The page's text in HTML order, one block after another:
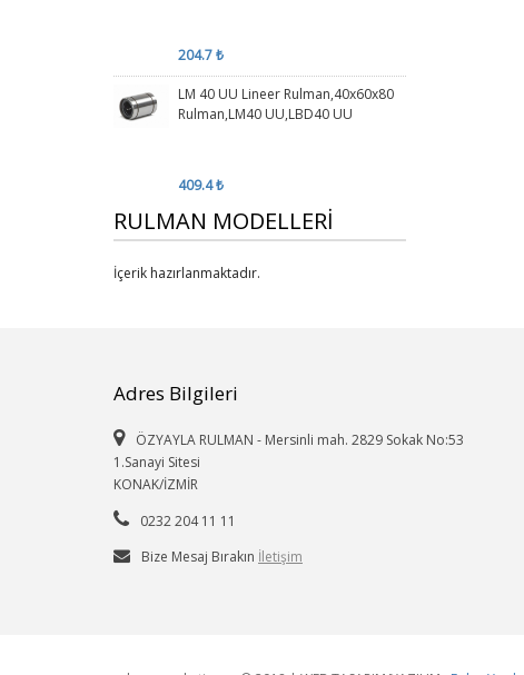
204.7 ₺
LM 40 UU Lineer Rulman,40x60x80
Rulman,LM40 UU,LBD40 UU
409.4 ₺
RULMAN MODELLERİ
İçerik hazırlanmaktadır.
Adres Bilgileri
ÖZYAYLA RULMAN - Mersinli mah. 2829 Sokak No:53
1.Sanayi Sitesi
KONAK/İZMİR
0232 204 11 11
Bize Mesaj Bırakın İletişim